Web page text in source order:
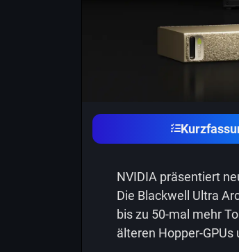
NVIDIA präsentiert
Die Blackwell Ultra
bis zu 50-mal mehr
älteren Hopper-GPUs